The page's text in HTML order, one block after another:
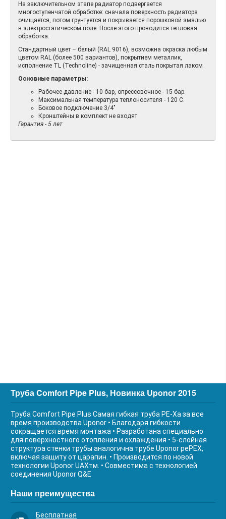
На заключительном этапе радиатор подвергается
многоступенчатой обработке: сначала поверхность радиатора
очищается, потом грунтуется и покрывается порошковой эмалью
в электростатическом поле. После этого проводится тепловая
обработка.
Стандартный цвет – белый (RAL 9016), возможна окраска любым
цветом RAL (более 500 вариантов), покрытием металлик,
исполнение TL (Technoline) - зачищенная сталь покрытая лаком
Основные параметры:
Рабочее давление - 10 бар, опрессовочное - 15 бар.
Максимальная температура теплоносителя - 120 С.
Боковое подключение 3/4"
Кронштейны в комплект не входят
Гарантия - 5 лет
Труба Comfort Pipe Plus, Новинка Uponor 2015
Труба Comfort Pipe Plus Самая гибкая труба РЕ-Ха за все
время производства Uponor • Благодаря гибкости
сокращается время монтажа • Разработана специально
для поверхностного отопления и охлаждения • 5-слойная
структура стенки трубы аналогична трубе Uponor реPEX,
включая защиту от царапин. • Производится по новой
технологии Uponor UAXтм. • Совместима с технологией
соединения Uponor Q&E
Наши преимущества
Бесплатная